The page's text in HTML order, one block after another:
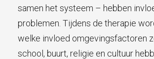
samen het systeem – hebben
problemen. Tijdens de therapie
welke invloed omgevingsfactoren
school, buurt, religie en cultuur